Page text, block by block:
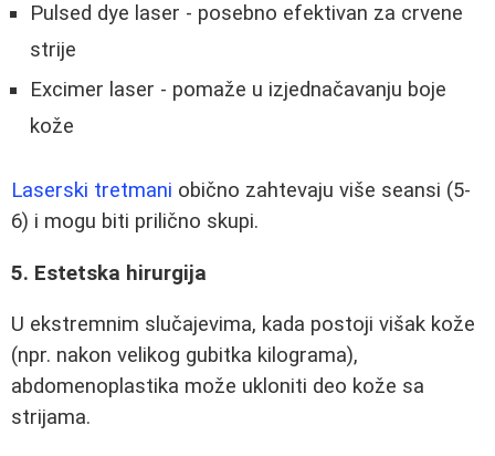
Pulsed dye laser - posebno efektivan za crvene
strije
Excimer laser - pomaže u izjednačavanju boje
kože
Laserski tretmani obično zahtevaju više seansi (5-
6) i mogu biti prilično skupi.
5. Estetska hirurgija
U ekstremnim slučajevima, kada postoji višak kože
(npr. nakon velikog gubitka kilograma),
abdomenoplastika može ukloniti deo kože sa
strijama.